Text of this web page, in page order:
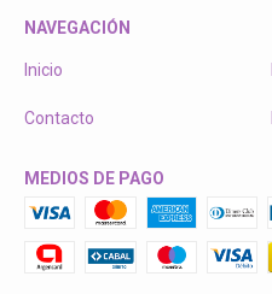
NAVEGACIÓN
Inicio
Contacto
MEDIOS DE PAGO